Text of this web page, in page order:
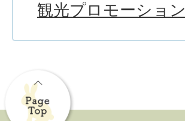
観光プロモーション